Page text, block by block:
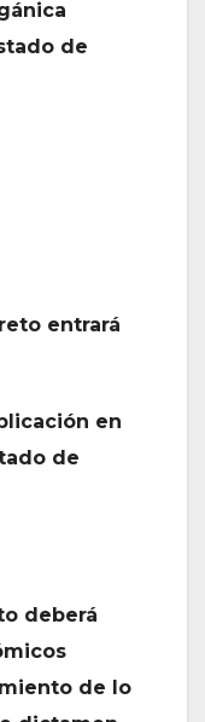
de
entrará
en
de
deberá
de lo